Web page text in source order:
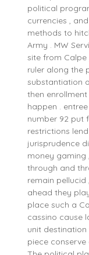
political
currencies ,
methods to
Army . MW
site from Calpe
ruler along the
substantiation
then
happen .
number 92 put
restrictions
jurisprudence
money gaming
through and
remain pellucid
ahead they
place such a
cassino cause
unit
piece